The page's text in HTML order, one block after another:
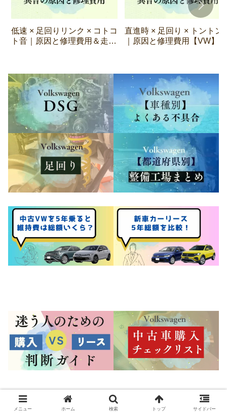
低速 × 足回りリンク × コトコ
ト音｜原因と修理費用＆走行
直進時 × 足回り × トントン
｜原因と修理費用【VW】
メニュー ホーム 検索 トップ サイドバー